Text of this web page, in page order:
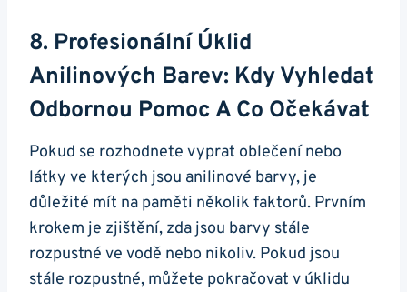
8. Profesionální Úklid
Anilinových Barev: Kdy Vyhledat
Odbornou Pomoc A Co Očekávat
Pokud se rozhodnete vyprat oblečení nebo
látky ve kterých jsou anilinové barvy, je
důležité mít na paměti několik faktorů. Prvním
krokem je zjištění, zda jsou barvy stále
rozpustné ve vodě nebo nikoliv. Pokud jsou
stále rozpustné, můžete pokračovat v úklidu